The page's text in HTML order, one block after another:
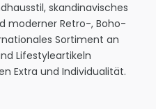
skandinavisches
moderner Retro-, Boho-
Sortiment an
Lifestyleartikeln
Extra und Individualität.